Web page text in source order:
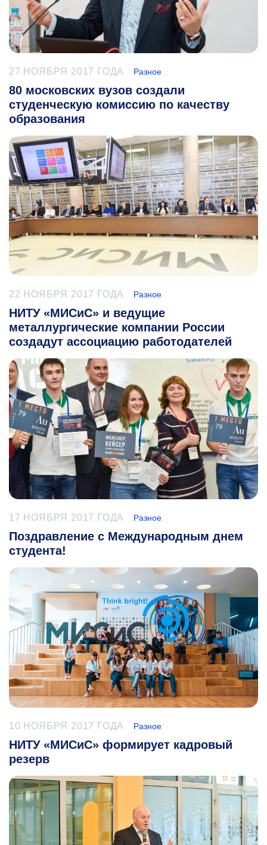
27 НОЯБРЯ 2017 ГОДА Разное
80 московских вузов создали
студенческую комиссию по качеству
образования
22 НОЯБРЯ 2017 ГОДА Разное
НИТУ «МИСиС» и ведущие
металлургические компании России
создадут ассоциацию работодателей
17 НОЯБРЯ 2017 ГОДА Разное
Поздравление с Международным днем
студента!
10 НОЯБРЯ 2017 ГОДА Разное
НИТУ «МИСиС» формирует кадровый
резерв